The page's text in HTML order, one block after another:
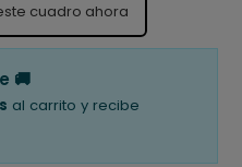
cuadro ahora
🚚
al carrito y recibe